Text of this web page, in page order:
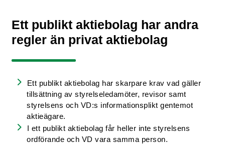
Ett publikt aktiebolag har andra
regler än privat aktiebolag
Ett publikt aktiebolag har skarpare krav vad gäller
tillsättning av styrelseledamöter, revisor samt
styrelsens och VD:s informationsplikt gentemot
aktieägare.
I ett publikt aktiebolag får heller inte styrelsens
ordförande och VD vara samma person.